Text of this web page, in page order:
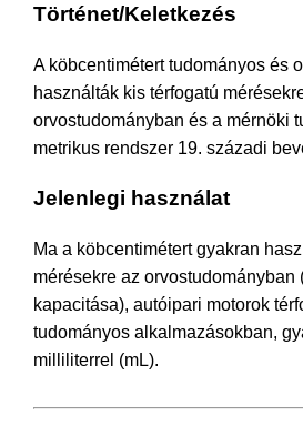
Történet/Keletkezés
A köbcentimétert tudományos és
használták kis térfogatú
orvostudományban és a mérnöki
metrikus rendszer 19. századi
Jelenlegi használat
Ma a köbcentimétert gyakran
mérésekre az
kapacitása), autóipari motorok
tudományos alkalmazásokban,
milliliterrel (mL).